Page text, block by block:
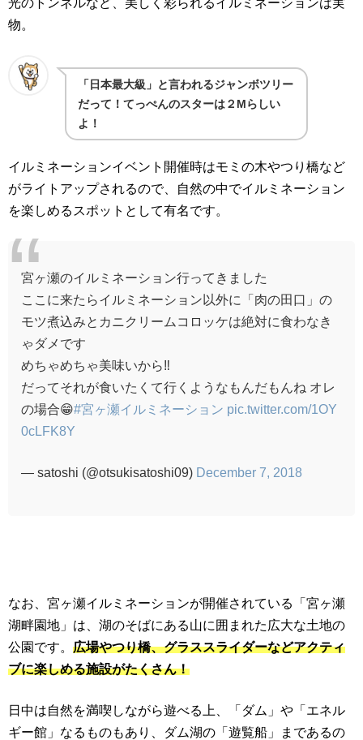
物。
「日本最大級」と言われるジャンボツリー
だって！てっぺんのスターは２Mらしい
よ！
イルミネーションイベント開催時はモミの木やつり橋など
がライトアップされるので、自然の中でイルミネーション
を楽しめるスポットとして有名です。
宮ヶ瀬のイルミネーション行ってきました
ここに来たらイルミネーション以外に「肉の田口」の
モツ煮込みとカニクリームコロッケは絶対に食わなき
ゃダメです
めちゃめちゃ美味いから‼︎
だってそれが食いたくて行くようなもんだもんね オレ
の場合😁#宮ヶ瀬イルミネーション pic.twitter.com/1OY
0cLFK8Y
— satoshi (@otsukisatoshi09) December 7, 2018
なお、宮ヶ瀬イルミネーションが開催されている「宮ヶ瀬
湖畔園地」は、湖のそばにある山に囲まれた広大な土地の
公園です。 広場やつり橋、グラススライダーなどアクティ
ブに楽しめる施設がたくさん！
日中は自然を満喫しながら遊べる上、「ダム」や「エネル
ギー館」なるものもあり、ダム湖の「遊覧船」まであるの